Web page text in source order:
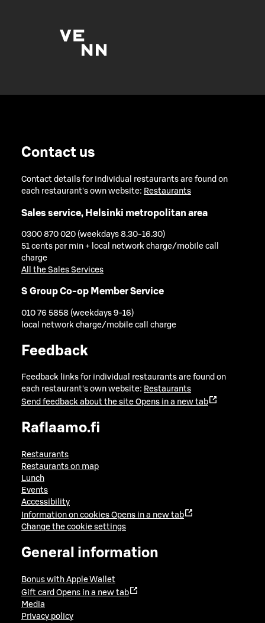
Contact us
Contact details for individual restaurants are found on
each restaurant's own website: Restaurants
Sales service, Helsinki metropolitan area
0300 870 020 (weekdays 8.30-16.30)
51 cents per min + local network charge/mobile call
charge
All the Sales Services
S Group Co-op Member Service
010 76 5858 (weekdays 9-16)
local network charge/mobile call charge
Feedback
Feedback links for individual restaurants are found on
each restaurant's own website: Restaurants
Send feedback about the site Opens in a new tab
Raflaamo.fi
Restaurants
Restaurants on map
Lunch
Events
Accessibility
Information on cookies Opens in a new tab
Change the cookie settings
General information
Bonus with Apple Wallet
Gift card Opens in a new tab
Media
Privacy policy